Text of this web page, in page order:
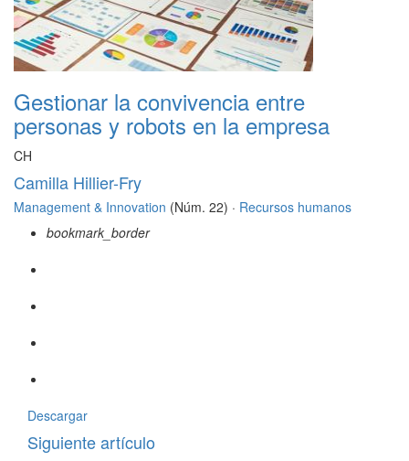
Gestionar la convivencia entre
personas y robots en la empresa
CH
Camilla Hillier-Fry
Management & Innovation (Núm. 22) · Recursos humanos
bookmark_border
Descargar
Siguiente artículo